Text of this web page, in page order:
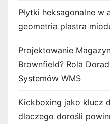
Płytki heksagonalne
geometria plastra
Projektowanie
Brownfield? Rola
Systemów WMS
Kickboxing jako klucz
dlaczego dorośli